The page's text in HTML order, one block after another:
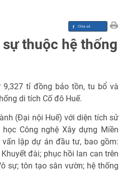
thuộc hệ thống
9,327 tỉ đồng bảo tồn, tu bổ và
di tích Cố đô Huế.
(Đại nội Huế) với diện tích sử
Công nghệ Xây dựng Miền
lập dự án đầu tư, bao gồm:
đài; phục hồi lan can trên
sự; tôn tạo sân vườn; hệ thống